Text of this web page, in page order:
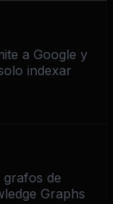
a Google y
indexar
grafos de
Graphs